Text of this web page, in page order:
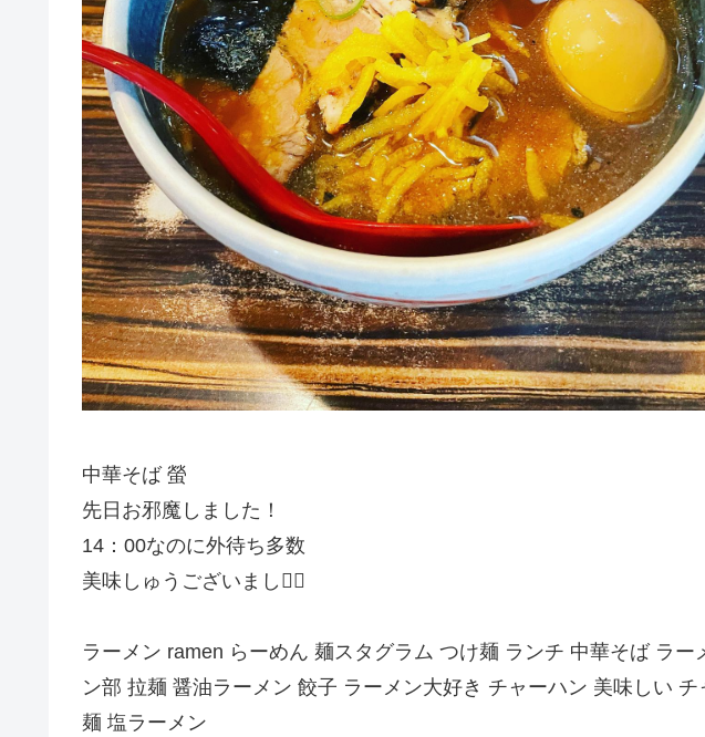
中華そば 螢
先日お邪魔しました！
14：00なのに外待ち多数
美味しゅうございました🏼
ラーメン ramen らーめん 麺スタグラム つけ麺 ランチ 中華そば ラー
ン部 拉麺 醤油ラーメン 餃子 ラーメン大好き チャーハン 美味しい
麺 塩ラーメン